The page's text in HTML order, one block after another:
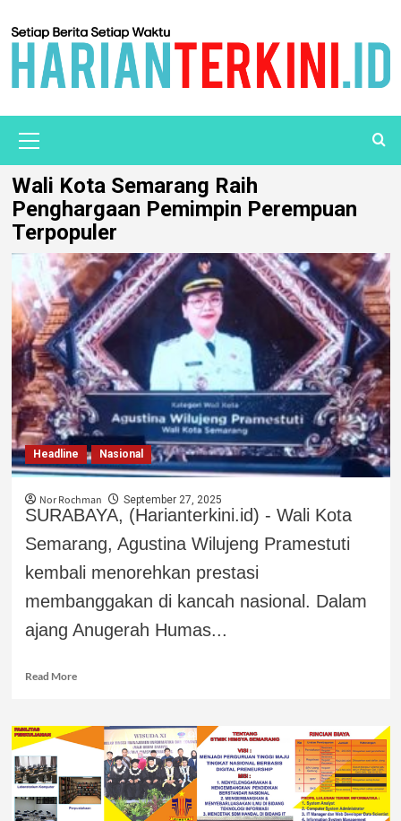
Wali Kota Semarang Raih
Penghargaan Pemimpin Perempuan
Terpopuler
Headline Nasional
Nor Rochman September 27, 2025
SURABAYA, (Harianterkini.id) - Wali Kota
Semarang, Agustina Wilujeng Pramestuti
kembali menorehkan prestasi
membanggakan di kancah nasional. Dalam
ajang Anugerah Humas...
Read More